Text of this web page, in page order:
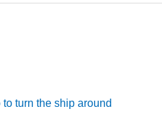
turn the ship around